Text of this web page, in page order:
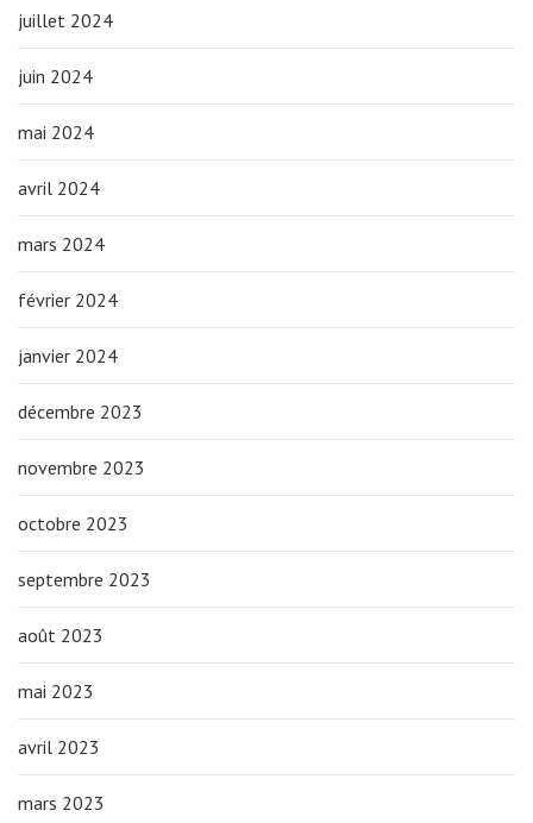
juillet 2024
juin 2024
mai 2024
avril 2024
mars 2024
février 2024
janvier 2024
décembre 2023
novembre 2023
octobre 2023
septembre 2023
août 2023
mai 2023
avril 2023
mars 2023